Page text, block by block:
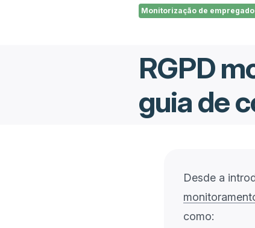
Monitorização de
RGPD
guia de
Desde a
como: